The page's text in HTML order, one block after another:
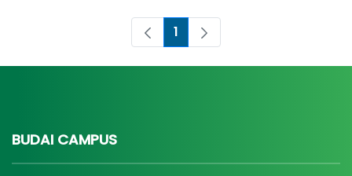
Page
1
BUDAI CAMPUS